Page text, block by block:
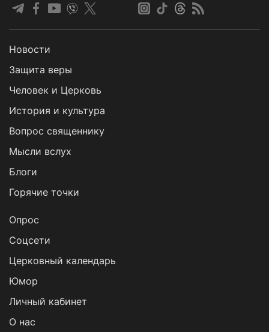
Новости
Защита веры
Человек и Церковь
История и культура
Вопрос священнику
Мысли вслух
Блоги
Горячие точки
Опрос
Cоцсети
Церковный календарь
Юмор
Личный кабинет
О нас